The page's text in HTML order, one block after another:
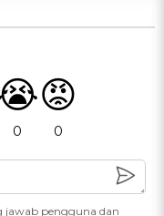
0
😡
0
jawab pengguna dan